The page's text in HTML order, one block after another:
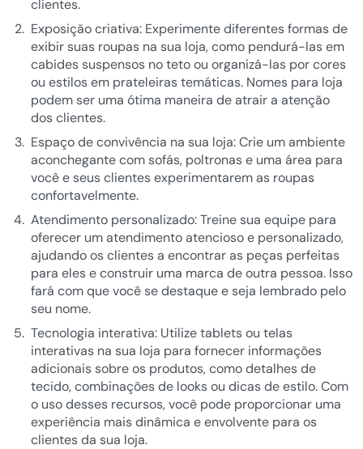
clientes.
Exposição criativa: Experimente diferentes formas de
exibir suas roupas na sua loja, como pendurá-las em
cabides suspensos no teto ou organizá-las por cores
ou estilos em prateleiras temáticas. Nomes para loja
podem ser uma ótima maneira de atrair a atenção
dos clientes.
Espaço de convivência na sua loja: Crie um ambiente
aconchegante com sofás, poltronas e uma área para
você e seus clientes experimentarem as roupas
confortavelmente.
Atendimento personalizado: Treine sua equipe para
oferecer um atendimento atencioso e personalizado,
ajudando os clientes a encontrar as peças perfeitas
para eles e construir uma marca de outra pessoa. Isso
fará com que você se destaque e seja lembrado pelo
seu nome.
Tecnologia interativa: Utilize tablets ou telas
interativas na sua loja para fornecer informações
adicionais sobre os produtos, como detalhes de
tecido, combinações de looks ou dicas de estilo. Com
o uso desses recursos, você pode proporcionar uma
experiência mais dinâmica e envolvente para os
clientes da sua loja.